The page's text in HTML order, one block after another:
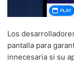
Los
pantalla para
innecesaria si su